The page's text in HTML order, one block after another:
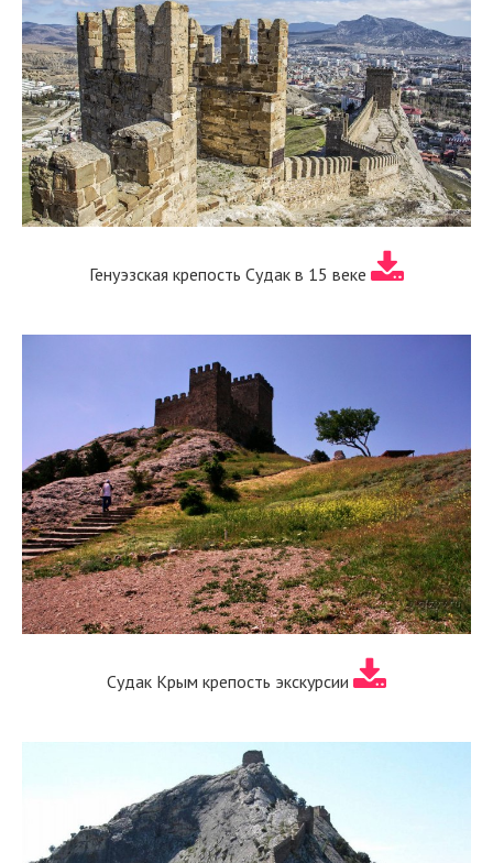
Генуэзская крепость Судак в 15 веке
Судак Крым крепость экскурсии